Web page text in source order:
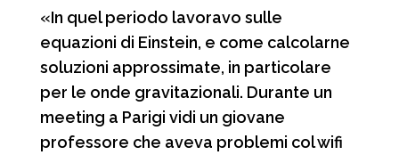
«In quel periodo lavoravo sulle
equazioni di Einstein, e come calcolarne
soluzioni approssimate, in particolare
per le onde gravitazionali. Durante un
meeting a Parigi vidi un giovane
professore che aveva problemi col wifi